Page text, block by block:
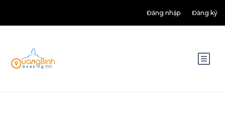
Đăng nhập Đăng ký